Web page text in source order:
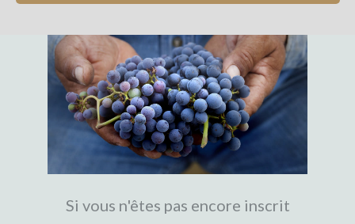
Si vous n'êtes pas encore inscrit